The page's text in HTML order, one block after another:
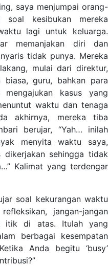
saya menjumpai orang-
kesibukan mereka
lagi untuk keluarga.
memanjakan diri dan
tidak punya. Mereka
mulai dari direktur,
biasa, guru, bahkan para
mengajukan kasus yang
waktu dan tenaga
akhirnya, mereka tiba
berujar, “Yah… inilah
menyita waktu saya,
sehingga tidak
Kalimat yang terdengar
soal kekurangan waktu
jangan-jangan
itik di atas. Itulah yang
berbagai kesempatan
Anda begitu ‘busy’